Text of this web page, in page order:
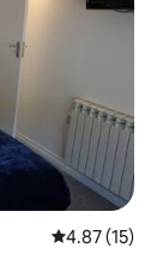
평점 4.87점
4.87 (15)